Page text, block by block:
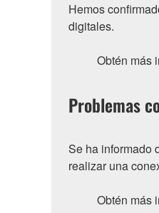
Hemos
digitales.
Obtén más
Problemas
Se ha informado
realizar una
Obtén más